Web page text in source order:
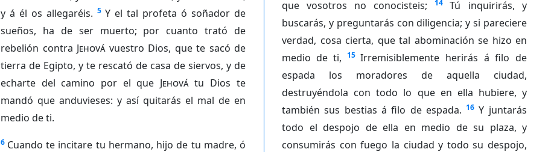
y á él os allegaréis. 5 Y el tal profeta ó soñador de
sueños, ha de ser muerto; por cuanto trató de
rebelión contra Jehovávuestro Dios, que te sacó de
tierra de Egipto, y te rescató de casa de siervos, y de
echarte del camino por el que Jehovátu Dios te
mandó que anduvieses: y así quitarás el mal de en
medio de ti.
6 Cuando te incitare tu hermano, hijo de tu madre, ó
que vosotros no conocisteis;
14
Tú inquirirás, y
buscarás, y preguntarás con diligencia; y si pareciere
verdad, cosa cierta, que tal abominación se hizo en
medio de ti, 15 Irremisiblemente herirás á filo de
espada los moradores de aquella ciudad,
destruyéndola con todo lo que en ella hubiere, y
también sus bestias á filo de espada. 16 Y juntarás
todo el despojo de ella en medio de su plaza, y
consumirás con fuego la ciudad y todo su despojo,